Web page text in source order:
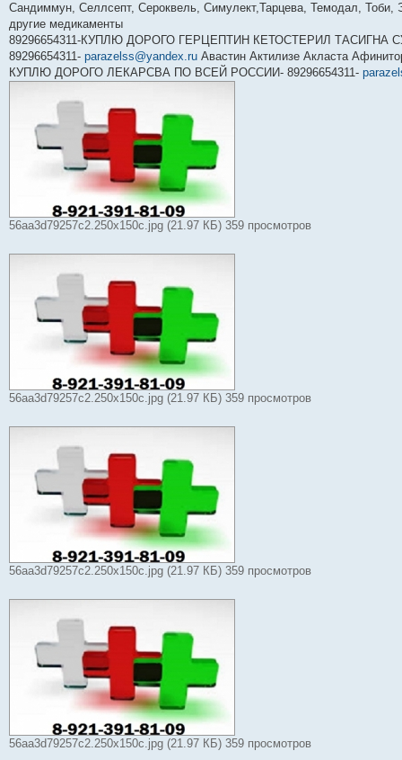
Сандиммун, Селлсепт, Сероквель, Симулект,Тарцева, Темодал,
другие медикаменты
89296654311-КУПЛЮ ДОРОГО ГЕРЦЕПТИН КЕТОСТЕРИЛ
89296654311- parazelss@yandex.ru Авастин Актилизе Акласта
КУПЛЮ ДОРОГО ЛЕКАРСВА ПО ВСЕЙ РОССИИ- 89296654311-
56aa3d79257c2.250x150c.jpg (21.97 КБ) 359 просмотров
56aa3d79257c2.250x150c.jpg (21.97 КБ) 359 просмотров
56aa3d79257c2.250x150c.jpg (21.97 КБ) 359 просмотров
56aa3d79257c2.250x150c.jpg (21.97 КБ) 359 просмотров